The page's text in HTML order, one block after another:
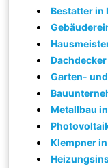
Bestatter in
Garten-
Metallbau
Klempner